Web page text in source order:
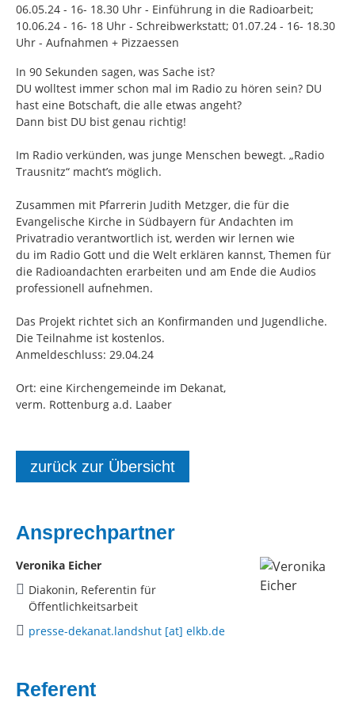
06.05.24 - 16- 18.30 Uhr - Einführung in die Radioarbeit;
10.06.24 - 16- 18 Uhr - Schreibwerkstatt; 01.07.24 - 16- 18.30
Uhr - Aufnahmen + Pizzaessen
In 90 Sekunden sagen, was Sache ist?
DU wolltest immer schon mal im Radio zu hören sein? DU
hast eine Botschaft, die alle etwas angeht?
Dann bist DU bist genau richtig!
Im Radio verkünden, was junge Menschen bewegt. „Radio
Trausnitz“ macht’s möglich.
Zusammen mit Pfarrerin Judith Metzger, die für die
Evangelische Kirche in Südbayern für Andachten im
Privatradio verantwortlich ist, werden wir lernen wie
du im Radio Gott und die Welt erklären kannst, Themen für
die Radioandachten erarbeiten und am Ende die Audios
professionell aufnehmen.
Das Projekt richtet sich an Konfirmanden und Jugendliche.
Die Teilnahme ist kostenlos.
Anmeldeschluss: 29.04.24
Ort: eine Kirchengemeinde im Dekanat,
verm. Rottenburg a.d. Laaber
zurück zur Übersicht
Ansprechpartner
Veronika Eicher
Diakonin, Referentin für
Öffentlichkeitsarbeit
presse-dekanat.landshut [at] elkb.de
Referent